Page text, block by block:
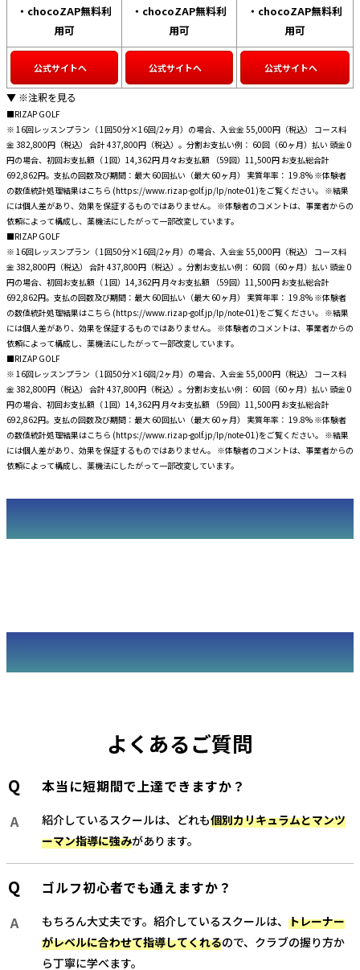
・chocoZAP無料利
用可
・chocoZAP無料利
用可
・chocoZAP無料利
用可
公式サイトへ 公式サイトへ 公式サイトへ
▼ ※注釈を見る
■RIZAP GOLF
※ 16回レッスンプラン（ 1回50分×16回/2ヶ月）の場合、入会金 55,000円（税込） コース料
金 382,800円（税込） 合計 437,800円（税込）。分割お支払い例： 60回（60ヶ月）払い 頭金 0
円の場合、初回お支払額（ 1回）14,362円 月々お支払額 （59回）11,500円 お支払総合計
692,862円。支払の回数及び期間：最大 60回払い（最大 60ヶ月） 実質年率： 19.8% ※体験者
の数値統計処理結果はこちら (https://www.rizap-golf.jp/lp/note-01)をご覧ください。 ※結果
には個人差があり、効果を保証するものではありません。 ※体験者のコメントは、事業者からの
依頼によって構成し、薬機法にしたがって一部改変しています。
■RIZAP GOLF
※ 16回レッスンプラン（ 1回50分×16回/2ヶ月）の場合、入会金 55,000円（税込） コース料
金 382,800円（税込） 合計 437,800円（税込）。分割お支払い例： 60回（60ヶ月）払い 頭金 0
円の場合、初回お支払額（ 1回）14,362円 月々お支払額 （59回）11,500円 お支払総合計
692,862円。支払の回数及び期間：最大 60回払い（最大 60ヶ月） 実質年率： 19.8% ※体験者
の数値統計処理結果はこちら (https://www.rizap-golf.jp/lp/note-01)をご覧ください。 ※結果
には個人差があり、効果を保証するものではありません。 ※体験者のコメントは、事業者からの
依頼によって構成し、薬機法にしたがって一部改変しています。
■RIZAP GOLF
※ 16回レッスンプラン（ 1回50分×16回/2ヶ月）の場合、入会金 55,000円（税込） コース料
金 382,800円（税込） 合計 437,800円（税込）。分割お支払い例： 60回（60ヶ月）払い 頭金 0
円の場合、初回お支払額（ 1回）14,362円 月々お支払額 （59回）11,500円 お支払総合計
692,862円。支払の回数及び期間：最大 60回払い（最大 60ヶ月） 実質年率： 19.8% ※体験者
の数値統計処理結果はこちら (https://www.rizap-golf.jp/lp/note-01)をご覧ください。 ※結果
には個人差があり、効果を保証するものではありません。 ※体験者のコメントは、事業者からの
依頼によって構成し、薬機法にしたがって一部改変しています。
よくあるご質問
本当に短期間で上達できますか？
紹介しているスクールは、どれも個別カリキュラムとマンツ
ーマン指導に強みがあります。
ゴルフ初心者でも通えますか？
もちろん大丈夫です。紹介しているスクールは、 トレーナー
がレベルに合わせて指導してくれるので、クラブの握り方か
ら丁寧に学べます。